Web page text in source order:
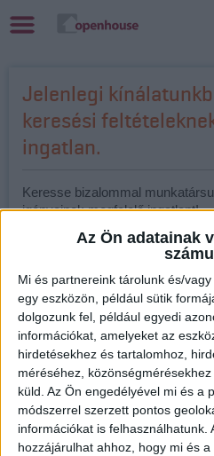
Az Ön adatainak
Mi és partnereink tárolunk és/
egy eszközön, például sütik
dolgozunk fel, például egyedi
információkat, amelyeket az
hirdetésekhez és tartalomhoz,
méréséhez,
küld. Az Ön engedélyével mi és a
módszerrel szerzett pontos
információkat is felhasználhatunk.
hozzájárulhat ahhoz, hogy mi és
Jelenlegi
keresési
ingatlan.
Keresse bizalommal
igényeinek megfelelő ingatlant!
Komjáthy Győző
Értékesítő
+36 30 694 9180
gyozo.komjathy@oh.hu
www.facebook.com/ohingatlan